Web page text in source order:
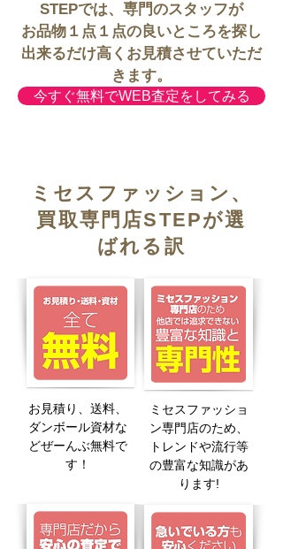
STEPでは、専門のスタッフが
お品物１点１点の良いところを探し
出来るだけ高くお見積させていただ
きます。
今すぐ無料でWEB査定をしてみる
ミセスファッション、
買取専門店STEPが選
ばれる訳
お見積り、送料、
ダンボール資材な
どぜーんぶ無料で
す！
ミセスファッショ
ン専門店のため、
トレンドや流行等
の豊富な知識があ
ります!